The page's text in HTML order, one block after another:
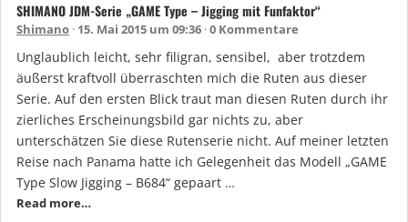
SHIMANO JDM-Serie „GAME Type – Jigging mit Funfaktor“
Shimano 15. Mai 2015 um 09:36 0 Kommentare
Unglaublich leicht, sehr filigran, sensibel, aber trotzdem
äußerst kraftvoll überraschten mich die Ruten aus dieser
Serie. Auf den ersten Blick traut man diesen Ruten durch ihr
zierliches Erscheinungsbild gar nichts zu, aber
unterschätzen Sie diese Rutenserie nicht. Auf meiner letzten
Reise nach Panama hatte ich Gelegenheit das Modell „GAME
Type Slow Jigging – B684“ gepaart …
Read more…